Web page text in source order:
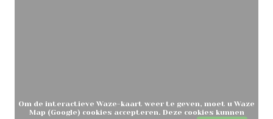
Om de interactieve Waze-kaart weer te geven, moet u Waze
Map (Google) cookies accepteren. Deze cookies kunnen